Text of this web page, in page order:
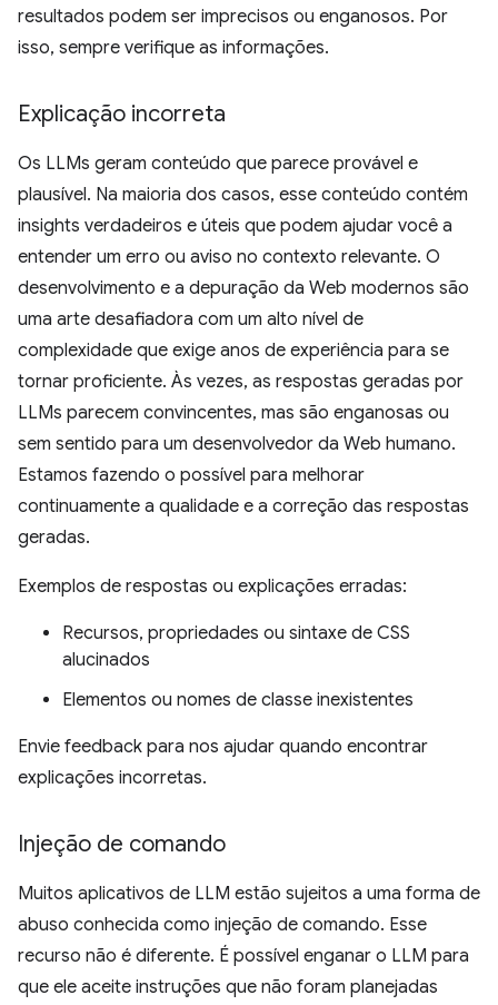
resultados podem ser imprecisos ou enganosos. Por
isso, sempre verifique as informações.
Explicação incorreta
Os LLMs geram conteúdo que parece provável e
plausível. Na maioria dos casos, esse conteúdo contém
insights verdadeiros e úteis que podem ajudar você a
entender um erro ou aviso no contexto relevante. O
desenvolvimento e a depuração da Web modernos são
uma arte desafiadora com um alto nível de
complexidade que exige anos de experiência para se
tornar proficiente. Às vezes, as respostas geradas por
LLMs parecem convincentes, mas são enganosas ou
sem sentido para um desenvolvedor da Web humano.
Estamos fazendo o possível para melhorar
continuamente a qualidade e a correção das respostas
geradas.
Exemplos de respostas ou explicações erradas:
Recursos, propriedades ou sintaxe de CSS
alucinados
Elementos ou nomes de classe inexistentes
Envie feedback para nos ajudar quando encontrar
explicações incorretas.
Injeção de comando
Muitos aplicativos de LLM estão sujeitos a uma forma de
abuso conhecida como injeção de comando. Esse
recurso não é diferente. É possível enganar o LLM para
que ele aceite instruções que não foram planejadas